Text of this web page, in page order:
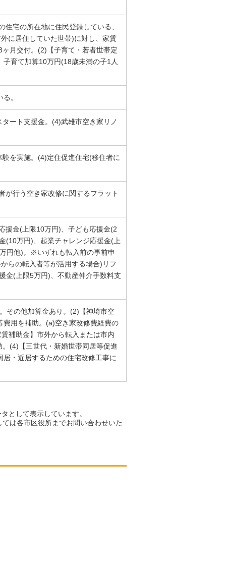
宅の所在地に住民登録している、
に居住していた世帯)に対し、家賃
月交付。(2)【子育て・若者世帯定
育て加算10万円(18歳未満の子1人
。
ート支援金。(4)武雄市空き家リノ
を実施。(4)定住促進住宅(移住者に
が行う空き家改修に関するフラット
援金(上限10万円)、子ども応援金(2
(10万円)、起業チャレンジ応援金(上
円他)。※いずれも転入前の事前申
らの転入者等が活用する場合)リフ
金(上限5万円)、不動産仲介手数料支
その他加算金あり。(2)【神埼市空
用を補助。(a)空き家改修費経費の
補助金】市外から転入または市内
(4)【三世代・新婚世帯同居等促進
・近居するための住宅改修工事に
として表示しています。
は各市区役所までお問い合わせいた